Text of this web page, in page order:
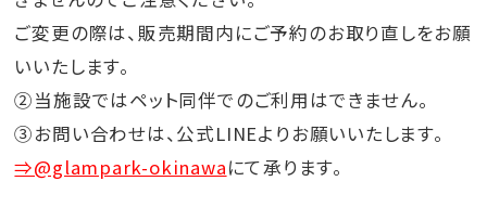
ご変更の際は、販売期間内にご予約のお取り直しをお願
いいたします。
②当施設ではペット同伴でのご利用はできません。
③お問い合わせは、公式LINEよりお願いいたします。
⇒@glampark-okinawaにて承ります。